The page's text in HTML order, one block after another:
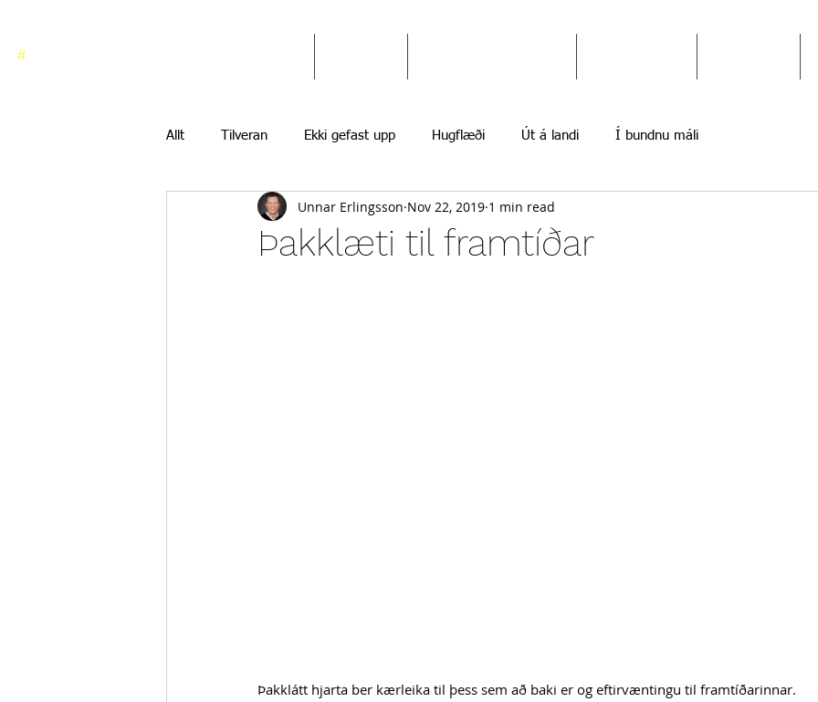
#
Allt Tilveran Ekki gefast upp Hugflæði Út á landi Í bundnu máli
Þakklæti til framtíðar
Unnar Erlingsson Nov 22, 2019 1 min read
Þakklátt hjarta ber kærleika til þess sem að baki er og eftirvæntingu til framtíðarinnar.